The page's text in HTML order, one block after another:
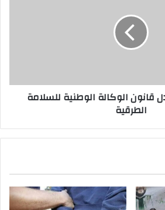
الوكالة الوطنية للسلامة
الطرقية